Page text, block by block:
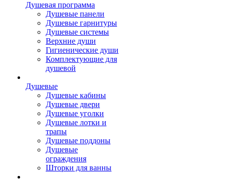
Душевая программа
Душевые панели
Душевые гарнитуры
Душевые системы
Верхние души
Гигиенические души
Комплектующие для
душевой
Душевые
Душевые кабины
Душевые двери
Душевые уголки
Душевые лотки и
трапы
Душевые поддоны
Душевые
ограждения
Шторки для ванны